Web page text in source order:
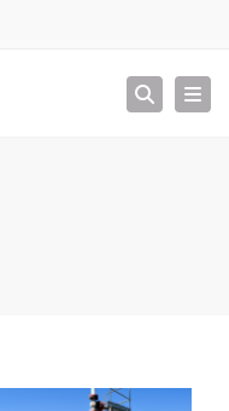
info@netser.com.ve